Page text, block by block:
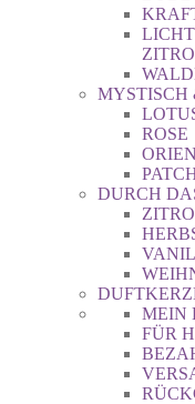
MYSTISCH
ROSE
DURCH
MEIN
FÜR